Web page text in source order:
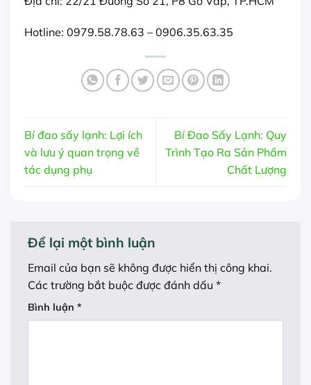
Hotline: 0979.58.78.63 – 0906.35.63.35
Bí đao sấy lạnh: Lợi ích
và lưu ý quan trọng về
tác dụng phụ
Bí Đao Sấy Lạnh: Quy
Trình Tạo Ra Sản Phẩm
Chất Lượng
Để lại một bình luận
Email của bạn sẽ không được hiển thị công khai.
Các trường bắt buộc được đánh dấu *
Bình luận *